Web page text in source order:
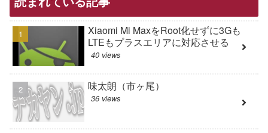
Xiaomi Mi MaxをRoot化せずに3Gも
LTEもプラスエリアに対応させる
40 views
味太朗（市ヶ尾）
36 views